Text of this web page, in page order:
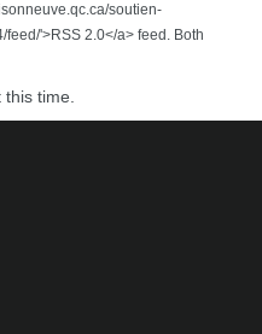
soutien-
'>RSS 2.0</a> feed. Both
time.